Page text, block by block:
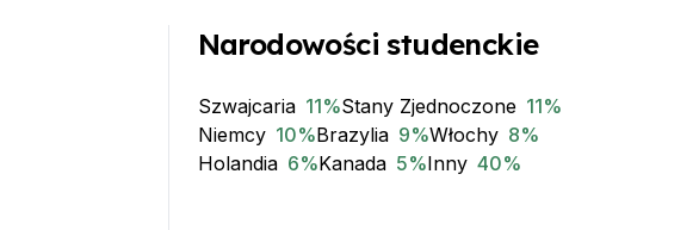
Narodowości studenckie
Szwajcaria 11%Stany Zjednoczone 11%
Niemcy 10%Brazylia 9%Włochy 8%
Holandia 6%Kanada 5%Inny 40%